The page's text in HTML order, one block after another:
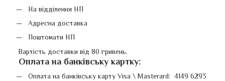
На відділення НП
Адресна доставка
Поштомати НП
Вартість доставки від 80 гривень.
Оплата на банківську картку:
Оплата на банківську карту Visa \ Masterard: 4149 6293